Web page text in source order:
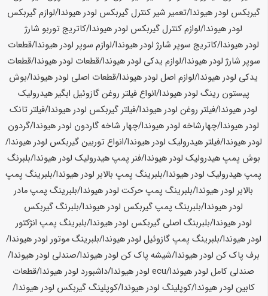
گیربکس لودرهیوندا/تعمیر شیر کنترل گیربکس لودرهیوندا/لوازم گیربکس
لودرهیوندا/لوازم کنترل گیربکس لودرهیوندا/کاتریج توربو شارژ
لودرهیوندا/کاتریج سوپر شارژ لودرهیوندا/لوازم سوپر لودرهیوندا/قطعات
سوپر شارژ لودرهیوندا/لوازم یدکی لودرهیوندا/قطعات لودرهیوندا/قطعات
یدکی لودرهیوندا/لوازم اصل لودرهیوندا/قطعات اصلی لودرهیوندا/بوش
پیستون رینگ لودرهیوندا/انواع فیلتر روغن گازوئیل ابگیر هیدرولیک
لودرهیوندا/فیلتر روغن لودرهیوندا/فیلتر گیربکس لودرهیوندا/فیلتر تانک
لودرهیوندا/چهارشاخه لودرهیوندا/چهار شاخه گاردون لودرهیوندا/گردون
لودرهیوندا/فیلتر هیدرولیک لودرهیوندا/انواع توربین گیربکس لودرهیوندا/
بوش پمپ هیدرولیک لودرهیوندا/فنر پمپ هیدرولیک لودرهیوندا/بلبرنگ
پمپ هیدرولیک لودرهیوندا/بلبرینگ پمپ بالابر لودرهیوندا/بلبرینگ پمپ
بالابر لودرهیوندا/بلبرینگ پمپ حرکت لودرهیوندا/بلبرینگ پمپ مادر
لودرهیوندا/بلبربنگ پمپ گیربکس لودرهیوندا/بلبرنگ گیربکس
لودرهیوندا/بلبربنگ اصلی گیربکس لودرهیوندا/بلبرینگ پمپ انژکتور
لودرهیوندا/بلبرینگ پمپ گازوئیل لودرهیوندا/بلبرینگ موتور لودرهیوندا/
برف پاک کن لودرهیوندا/شیشه پاک کن لودرهیوندا/صندلی لودرهیوندا/
صندلی کامل لودرهیوندا/ecu لودر هیوندا/داشبورد لودرهیوندا/قطعات
کابین لودرهیوندا/کوپلینگ لودرهیوندا/کوپلینگ گیربکس لودرهیوندا/